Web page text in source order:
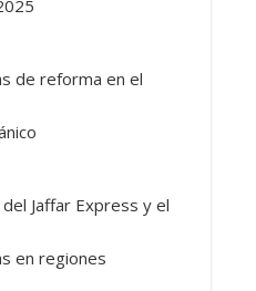
de reforma en el
Jaffar Express y el
en regiones